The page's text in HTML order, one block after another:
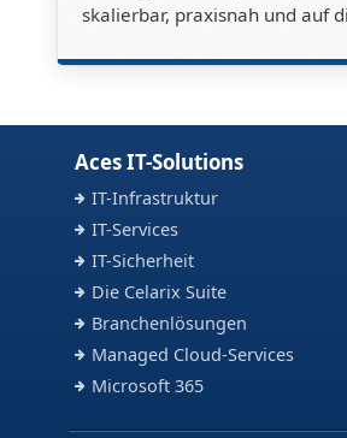
skalierbar, praxisnah und auf
Aces IT-Solutions
IT-Infrastruktur
IT-Services
IT-Sicherheit
Die Celarix Suite
Branchenlösungen
Managed Cloud-Services
Microsoft 365